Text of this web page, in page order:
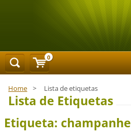
Home > Lista de etiquetas
Lista de Etiquetas
Etiqueta: champanhe
0